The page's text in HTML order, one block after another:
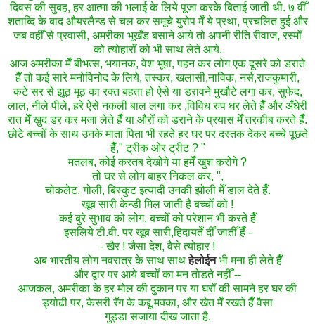
दिवस की सुबह, हर आत्मा की भलाई के लिये पूजा करके बिताई जाती थी. ७ वीँ
शताब्दि के बाद औयरलैन्ड से चल कर समूचे युरोप मेँ ये प्रथा, प्रचलित हुई और
जब वहीँ से प्रवासी, अमरीका भूखँड बसाने आये तो अपनी रीति रीवाज, रस्मोँ
को त्योहारोँ को भी साथ लेते आये.
आज अमरीका मेँ बीभत्स, भयानक, वेश भूषा, पहन कर लोग एक दूसरे को डराते
हैँ तो कई सारे मनोविनोद के लिये, तस्कर, खलासी,नाविक, नर्स,राजकुमारी,
कटे सर से झूठ मूठ का रक्त बहता हो ऐसे या डरावने मुखौटे लगा कर, सुफेद,
लाल, नीले पीले, हरे ऐसे नकली बाल लगा कर ,विविध रुप धर लेते हैँ और अँधेरी
रात मेँ खुद डर कर मजा लेते हैँ या औरोँ को डराने के प्रयास मेँ तरकीब करते हैँ.
छोटे बच्चोँ के साथ उनके माता पिता भी रहते हर घर पर दस्तक देकर बच्चे पूछते
हैँ," ट्रीक ओर ट्रीट ? "
मतलब, कोई करतब देखोगे या हमेँ खुश करोगे ?
तो घर से लोग बाहर निकल कर, ",
चोकलेट, गोली, बिस्कुट इत्यादी उनकी झोली मेँ डाल देते हैँ.
खूब सारी केन्डी मिल जाती है बच्चोँ को !
कई बुरे सुभाव को लोग, बच्चोँ को परेशान भी करते हैँ
इसलिये टी.वी. पर खूब सारी,हिदायतेँ दीँ जातीँ हैँ -
- खैर ! जैसा देश, वैसे त्योहार !
अब भारतीय लोग नवरात्र के साथ साथहेलोईनभी मना ही लेते हैँ
और द्वार पर आये बच्चोँ का मन तोडते नहीँ --
आजकल, अमरीका के हर मोल की दुकान पर या घरोँ की सामने हर घर की
ड्योढी पर, केसरी रँग के कद्दू,मक्का, और खेत मेँ रखते हैँ वैसा
गुड्डा सजाया दीख जाता है.